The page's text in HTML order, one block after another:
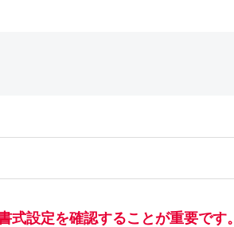
設定を確認することが重要です。